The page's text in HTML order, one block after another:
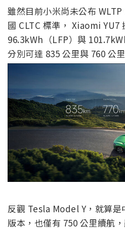
雖然目前小米尚未公布
國 CLTC 標準， Xiaomi YU7
96.3kWh（LFP）與
分別可達 835 公里與 760 公里
反觀 Tesla Model Y，就算是
版本，也僅有 750 公里續航